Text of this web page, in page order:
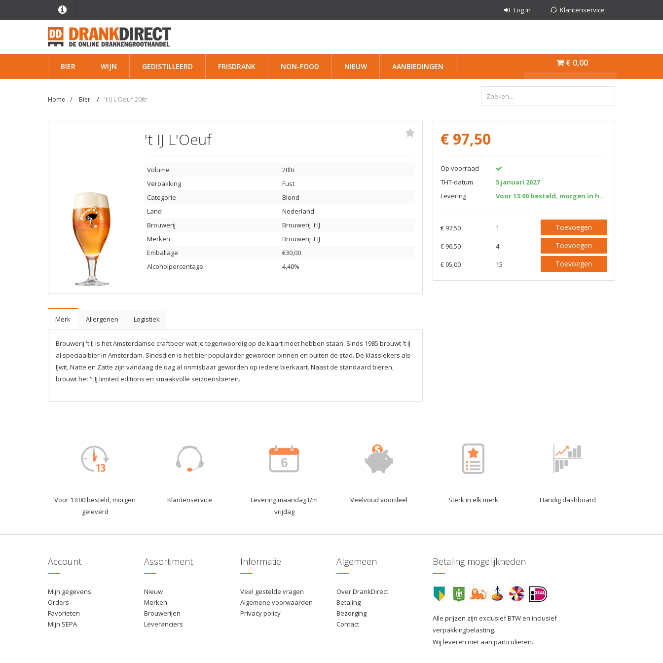
Log in Klantenservice
BIER WIJN GEDISTILLEERD FRISDRANK NON-FOOD NIEUW AANBIEDINGEN € 0,00
Home Bier 't IJ L'Oeuf 20ltr
't IJ L'Oeuf
Volume
20ltr
Verpakking
Fust
Categorie
Blond
Land
Nederland
Brouwerij
Brouwerij 't IJ
Merken
Brouwerij 't IJ
Emballage
€30,00
Alcoholpercentage
4,40%
€ 97,50
Op voorraad
THT-datum
5 januari 2027
Levering
Voor 13:00 besteld, morgen in huis!
€ 97,50 1 Toevoegen
€ 96,50 4 Toevoegen
€ 95,00 15 Toevoegen
Merk Allergenen Logistiek
Brouwerij 't IJ is het Amsterdamse craftbeer wat je tegenwoordig op de kaart moet hebben staan. Sinds 1985 brouwt 't IJ
al speciaalbier in Amsterdam. Sindsdien is het bier populairder geworden binnen en buiten de stad. De klassiekers als
IJwit, Natte en Zatte zijn vandaag de dag al onmisbaar geworden op iedere bierkaart. Naast de standaard bieren,
brouwt het 't IJ limited editions en smaakvolle seizoensbieren.
Voor 13:00 besteld, morgen
geleverd
Klantenservice
Levering maandag t/m
vrijdag
Veelvoud voordeel Sterk in elk merk Handig dashboard
Account
Mijn gegevens
Orders
Favorieten
Mijn SEPA
Assortiment
Nieuw
Merken
Brouwerijen
Leveranciers
Informatie
Veel gestelde vragen
Algemene voorwaarden
Privacy policy
Algemeen
Over DrankDirect
Betaling
Bezorging
Contact
Betaling mogelijkheden
Alle prijzen zijn exclusief BTW en inclusief
verpakkingbelasting.
Wij leveren niet aan particulieren.